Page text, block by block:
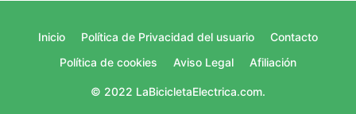
Inicio Política de Privacidad del usuario
Contacto
Política de cookies
Aviso Legal Afiliación
© 2022 LaBicicletaElectrica.com.